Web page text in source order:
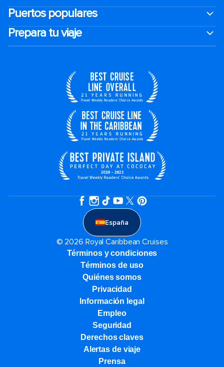
Puertos populares
Prepara tu viaje
España
© 2026 Royal Caribbean Cruises
Términos y condiciones
Términos de uso
Quiénes somos
Privacidad
Información legal
Empleo
Seguridad
Derechos claves
Alertas de viaje
Prensa